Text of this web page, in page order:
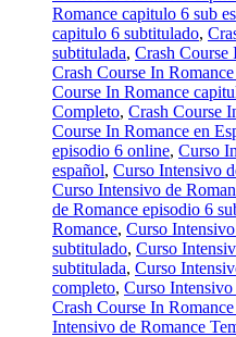
Romance capitulo 6 sub
capitulo 6 subtitulado,
subtitulada, Crash Course
Crash Course In
Course In Romance
Completo, Crash Course
Course In Romance en
episodio 6 online, Curso
español, Curso Intensivo
Curso Intensivo de
de Romance episodio 6
Romance, Curso
subtitulado, Curso
subtitulada, Curso
completo, Curso
Crash Course In
Intensivo de Romance